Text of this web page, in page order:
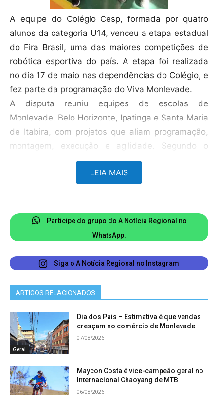
A equipe do Colégio Cesp, formada por quatro
alunos da categoria U14, venceu a etapa estadual
do Fira Brasil, uma das maiores competições de
robótica esportiva do país. A etapa foi realizada
no dia 17 de maio nas dependências do Colégio, e
fez parte da programação do Viva Monlevade.
A disputa reuniu equipes de escolas de
Monlevade, Belo Horizonte, Ipatinga e Santa Maria
de Itabira, com projetos que aliam programação,
montagem, execução e agilidade. Segundo o
diretor Gabriel, vencer a “Missão Impossível”
demonstrou todo o empenho dos alunos do Cesp
Matemática).
O Cesp esteve representado pelos seguintes
alunos premiados: Daniel da Rocha Carvalho,
Daniel Pereira Tavares, Pedro Repolês Lacerda
Costa e Benjamin Levi Reis. Eles receberam apoio
técnico do professor Hailisson Ferreira. Com a
vitória na etapa estadual, os alunos se
classificaram para a etapa nacional, que
acontecerá em novembro, em São Paulo.
O aluno Daniel Carvalho também está classificado
para o Fira Robot World Cup, a etapa internacional
realizada anualmente, devido ao desempenho
alcançado em 2024.
LEIA MAIS
Participe do grupo do A Notícia Regional no
WhatsApp.
Siga o A Notícia Regional no Instagram
ARTIGOS RELACIONADOS
Geral
Dia dos Pais – Estimativa é que vendas
cresçam no comércio de Monlevade
07/08/2026
Maycon Costa é vice-campeão geral no
Internacional Chaoyang de MTB
06/08/2026